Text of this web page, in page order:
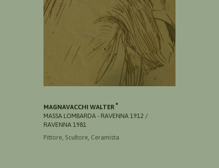
MAGNAVACCHI WALTER
MASSA LOMBARDA - RAVENNA 1912 /
RAVENNA 1981
Pittore, Scultore, Ceramista